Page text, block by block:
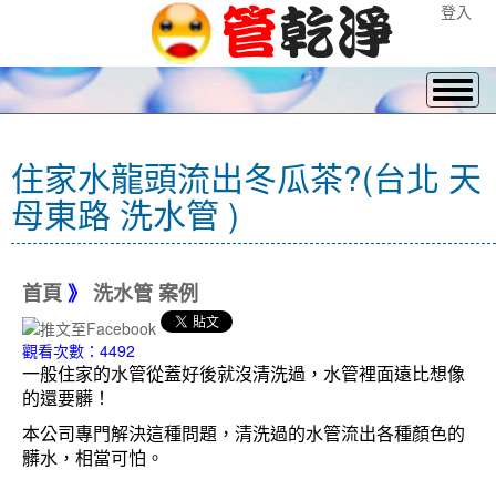
登入
住家水龍頭流出冬瓜茶?(台北 天
母東路 洗水管 )
首頁 》 洗水管 案例
觀看次數：4492
一般住家的水管從蓋好後就沒清洗過，水管裡面遠比想像
的還要髒！
本公司專門解決這種問題，清洗過的水管流出各種顏色的
髒水，相當可怕。